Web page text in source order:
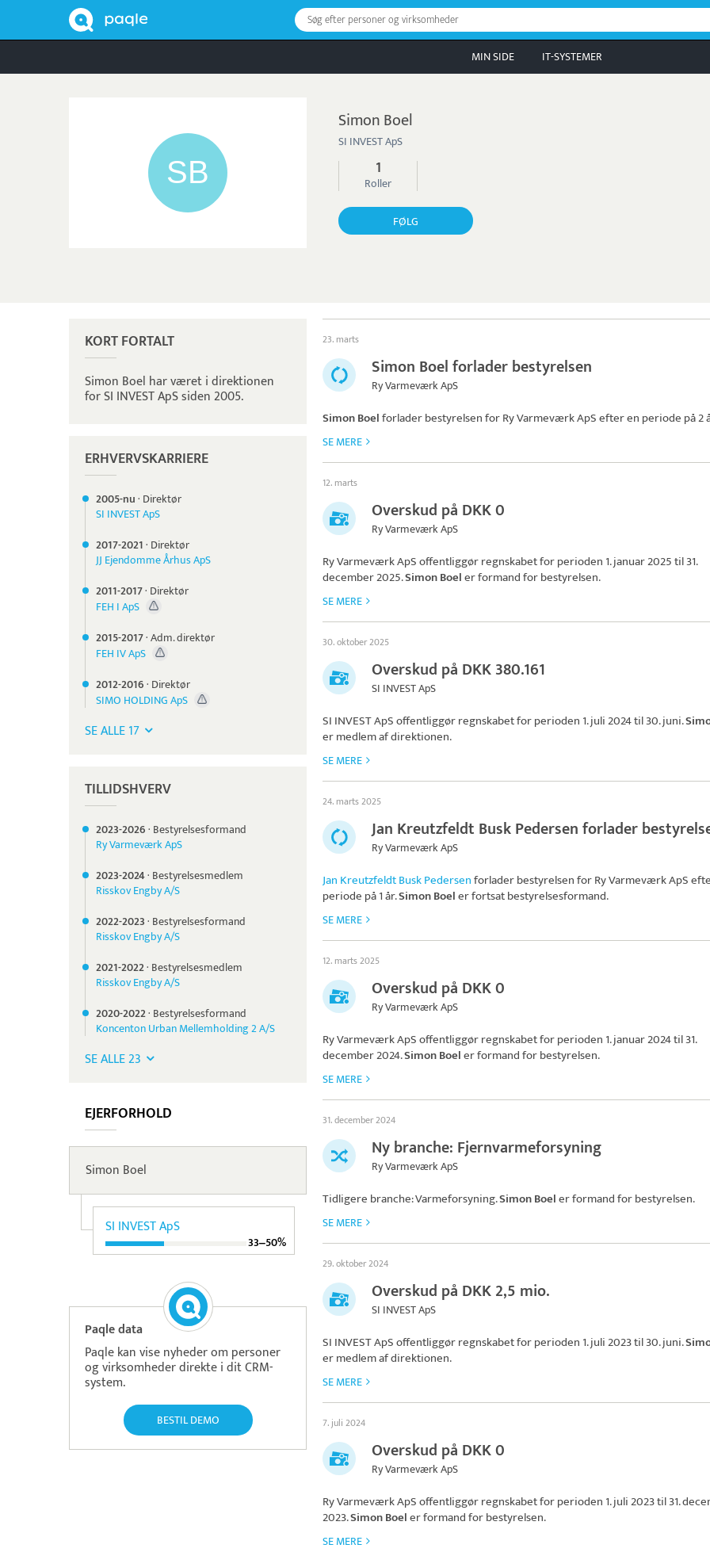
Søg efter personer og virksomheder
MIN SIDE IT-SYSTEMER
Simon Boel
SI INVEST ApS
1
Roller
FØLG
KORT FORTALT
Simon Boel har været i direktionen
for SI INVEST ApS siden 2005.
ERHVERVSKARRIERE
2005-nu· Direktør
SI INVEST ApS
2017-2021· Direktør
JJ Ejendomme Århus ApS
2011-2017· Direktør
FEH I ApS
2015-2017·Adm. direktør
FEH IV ApS
2012-2016· Direktør
SIMO HOLDING ApS
SE ALLE 17
TILLIDSHVERV
2023-2026· Bestyrelsesformand
Ry Varmeværk ApS
2023-2024· Bestyrelsesmedlem
Risskov Engby A/S
2022-2023· Bestyrelsesformand
Risskov Engby A/S
2021-2022· Bestyrelsesmedlem
Risskov Engby A/S
2020-2022· Bestyrelsesformand
Koncenton Urban Mellemholding 2 A/S
SE ALLE 23
EJERFORHOLD
Simon Boel
SI INVEST ApS
33‒50%
Paqle data
Paqle kan vise nyheder om personer
og virksomheder direkte i dit CRM-
system.
BESTIL DEMO
23. marts
Simon Boel forlader bestyrelsen
Ry Varmeværk ApS
Simon Boelforlader bestyrelsen forRy Varmeværk ApSefter en periode på 2
SE MERE
12. marts
Overskud på DKK 0
Ry Varmeværk ApS
Ry Varmeværk ApSoffentliggør regnskabet for perioden 1. januar 2025 til 31.
december 2025.Simon Boeler formand for bestyrelsen.
SE MERE
30. oktober 2025
Overskud på DKK 380.161
SI INVEST ApS
SI INVEST ApSoffentliggør regnskabet for perioden 1. juli 2024 til 30. juni.
er medlem af direktionen.
SE MERE
24. marts 2025
Jan Kreutzfeldt Busk Pedersen forlader
Ry Varmeværk ApS
Jan Kreutzfeldt Busk Pedersenforlader bestyrelsen forRy Varmeværk ApS
periode på 1 år.Simon Boeler fortsat bestyrelsesformand.
SE MERE
12. marts 2025
Overskud på DKK 0
Ry Varmeværk ApS
Ry Varmeværk ApSoffentliggør regnskabet for perioden 1. januar 2024 til 31.
december 2024.Simon Boeler formand for bestyrelsen.
SE MERE
31. december 2024
Ny branche: Fjernvarmeforsyning
Ry Varmeværk ApS
Tidligere branche: Varmeforsyning.Simon Boeler formand for bestyrelsen.
SE MERE
29. oktober 2024
Overskud på DKK 2,5 mio.
SI INVEST ApS
SI INVEST ApSoffentliggør regnskabet for perioden 1. juli 2023 til 30. juni.
er medlem af direktionen.
SE MERE
7. juli 2024
Overskud på DKK 0
Ry Varmeværk ApS
Ry Varmeværk ApSoffentliggør regnskabet for perioden 1. juli 2023 til 31.
2023.Simon Boeler formand for bestyrelsen.
SE MERE